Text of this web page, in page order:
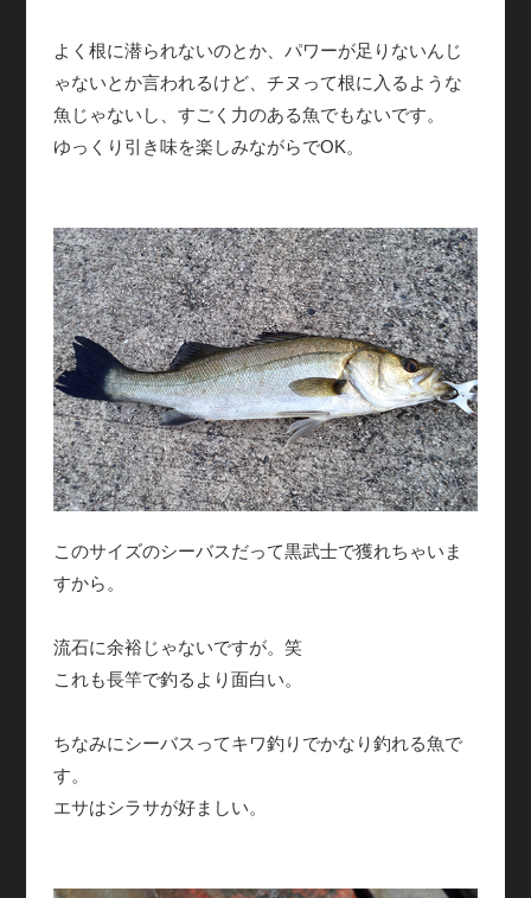
よく根に潜られないのとか、パワーが足りないんじ
ゃないとか言われるけど、チヌって根に入るような
魚じゃないし、すごく力のある魚でもないです。
ゆっくり引き味を楽しみながらでOK。
このサイズのシーバスだって黒武士で獲れちゃいま
すから。
流石に余裕じゃないですが。笑
これも長竿で釣るより面白い。
ちなみにシーバスってキワ釣りでかなり釣れる魚で
す。
エサはシラサが好ましい。